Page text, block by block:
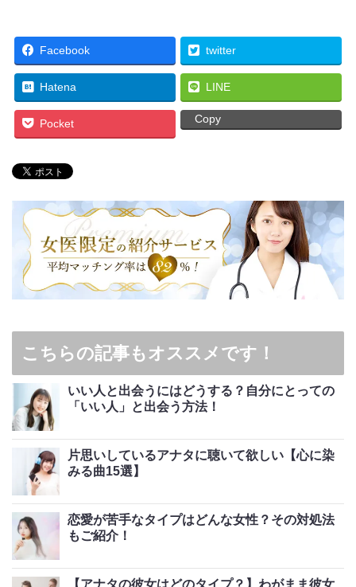
Facebook twitter
Hatena LINE
Pocket Copy
こちらの記事もオススメです！
いい人と出会うにはどうする？自分にとっての
「いい人」と出会う方法！
片思いしているアナタに聴いて欲しい【心に染
みる曲15選】
恋愛が苦手なタイプはどんな女性？その対処法
もご紹介！
【アナタの彼女はどのタイプ？】わがまま彼女